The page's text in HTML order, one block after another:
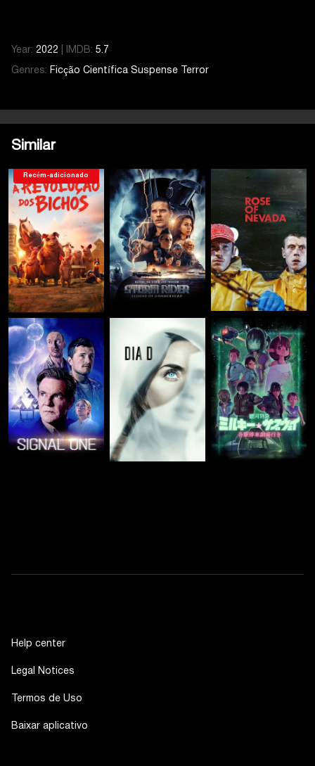
Year: 2022 IMDB: 5.7
Genres: Ficção Científica Suspense Terror
Similar
Recém-adicionado
Help center
Legal Notices
Termos de Uso
Baixar aplicativo